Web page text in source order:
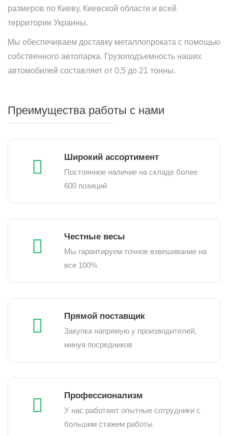
размеров по Киеву, Киевской области и всей
территории Украины.
Мы обеспечиваем доставку металлопроката с помощью
собственного автопарка. Грузоподъемность наших
автомобилей составляет от 0,5 до 21 тонны.
Преимущества работы с нами
Широкий ассортимент
Постоянное наличие на складе более
600 позиций
Честные весы
Мы гарантируем точное взвешивание на
все 100%
Прямой поставщик
Закупка напрямую у производителей,
минуя посредников
Профессионализм
У нас работают опытные сотрудники с
большим стажем работы